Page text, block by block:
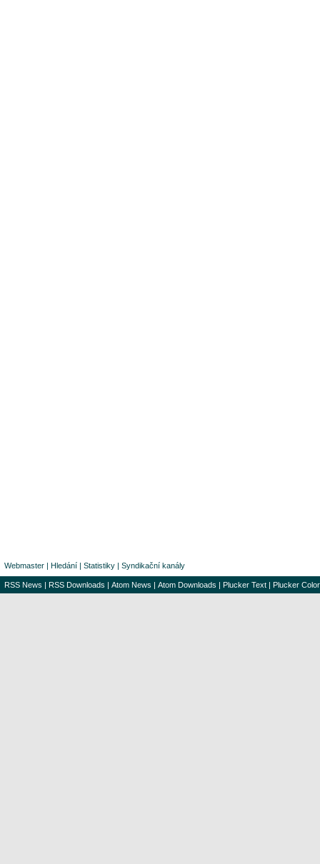
Webmaster | Hledání | Statistiky | Syndikační kanály
RSS News | RSS Downloads | Atom News | Atom Downloads | Plucker Text | Plucker Color